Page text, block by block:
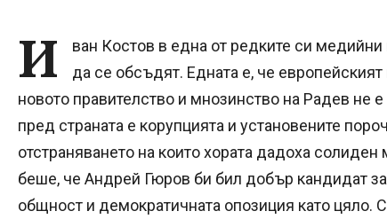
И
ван Костов в една от редките си
да се обсъдят. Едната е, че
новото правителство и мнозинство на Радев не
пред страната е корупцията и установените
отстраняването на които хората дадоха
беше, че Андрей Гюров би бил добър кандидат
общност и демократичната опозиция като цяло.